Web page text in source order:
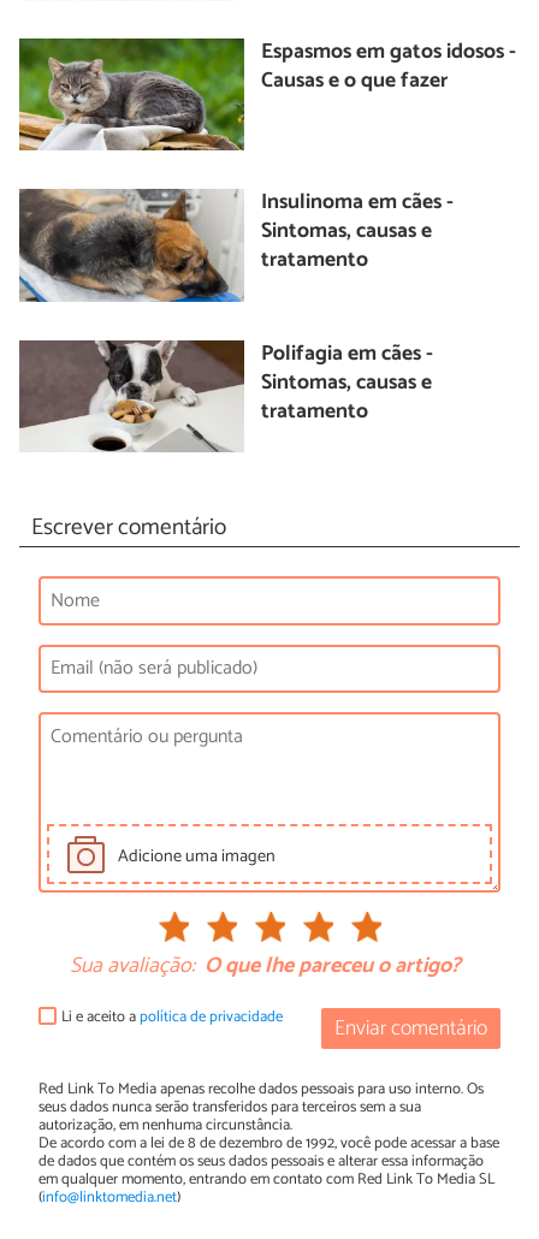
Espasmos em gatos idosos -
Causas e o que fazer
Insulinoma em cães -
Sintomas, causas e
tratamento
Polifagia em cães -
Sintomas, causas e
tratamento
Escrever comentário
Adicione uma imagen
Sua avaliação: O que lhe pareceu o artigo?
Enviar comentário
Li e aceito apolítica de privacidade
Red Link To Media apenas recolhe dados pessoais para uso interno. Os
seus dados nunca serão transferidos para terceiros sem a sua
autorização, em nenhuma circunstância.
De acordo com a lei de 8 de dezembro de 1992, você pode acessar a base
de dados que contém os seus dados pessoais e alterar essa informação
em qualquer momento, entrando em contato com Red Link To Media SL
(info@linktomedia.net)